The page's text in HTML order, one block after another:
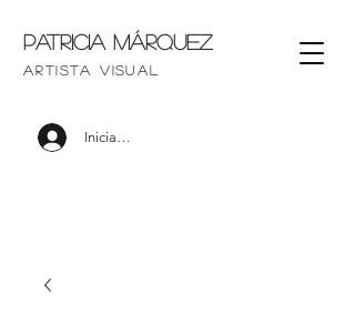
Patricia Márquez
artista visu al
Iniciar sesión